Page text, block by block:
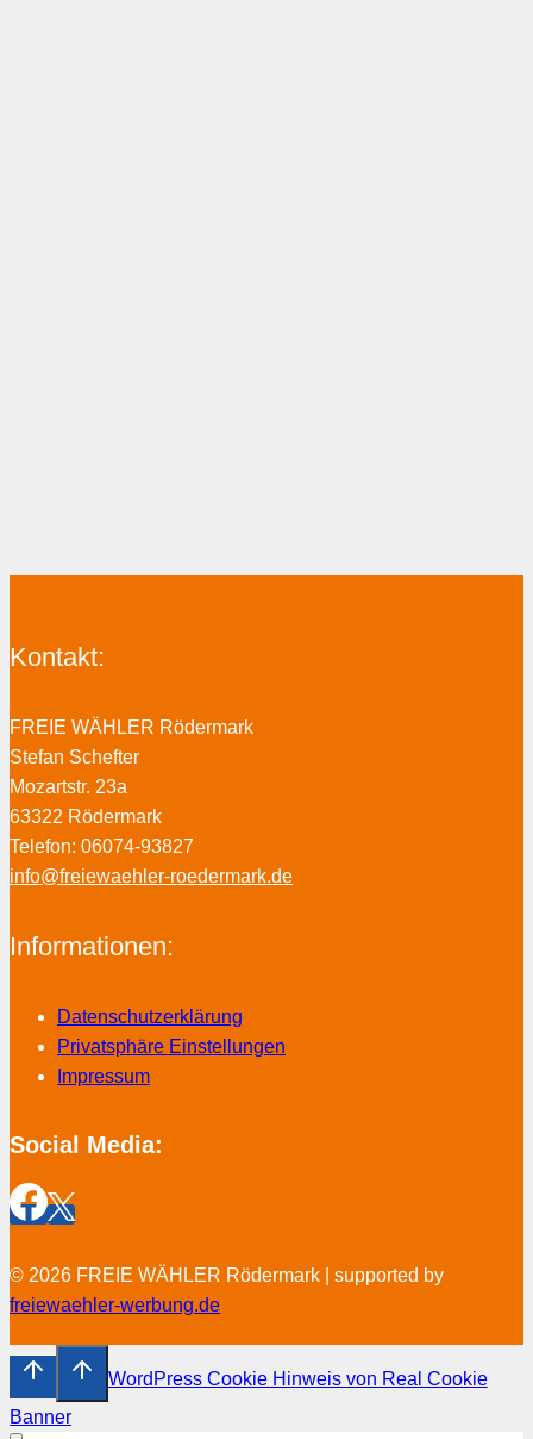
Kontakt:
FREIE WÄHLER Rödermark
Stefan Schefter
Mozartstr. 23a
63322 Rödermark
Telefon: 06074-93827
info@freiewaehler-roedermark.de
Informationen:
Datenschutzerklärung
Privatsphäre Einstellungen
Impressum
Social Media:
© 2026 FREIE WÄHLER Rödermark | supported by
freiewaehler-werbung.de
WordPress Cookie Hinweis von Real Cookie
Banner